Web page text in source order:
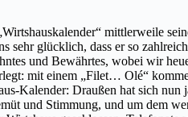
mittlerweile
sehr glücklich, dass er so
und Bewährtes, wobei wir
mit einem „Filet… Olé“
Kalender: Draußen hat sich
und Stimmung, und um dem